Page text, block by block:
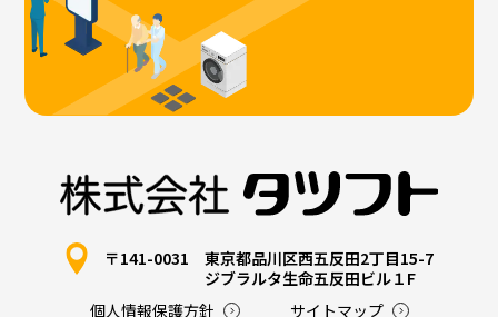
〒141-0031 東京都品川区西五反田2丁目15-7
ジブラルタ生命五反田ビル１F
個人情報保護方針
サイトマップ